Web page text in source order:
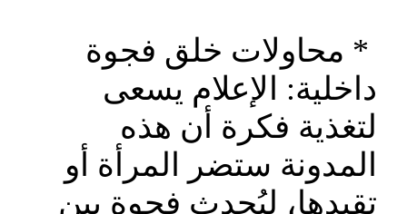
* محاولات خلق فجوة
داخلية: الإعلام يسعى
لتغذية فكرة أن هذه
المدونة ستضر المرأة أو
تقيدها، ليُحدث فجوة بين